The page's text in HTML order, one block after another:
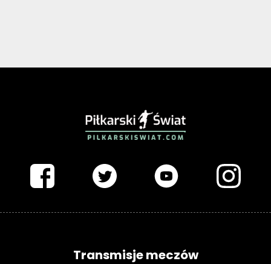
Transmisje meczów